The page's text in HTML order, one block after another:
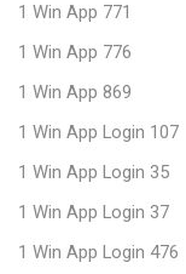
1 Win App 771
1 Win App 776
1 Win App 869
1 Win App Login 107
1 Win App Login 35
1 Win App Login 37
1 Win App Login 476